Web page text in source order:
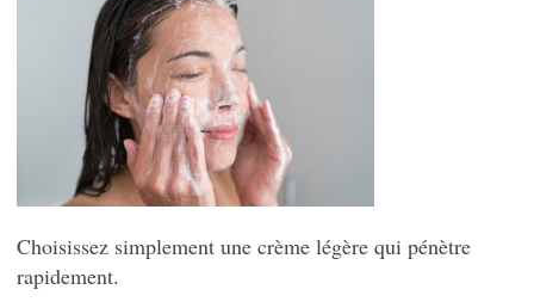
Choisissez simplement une crème légère qui pénètre
rapidement.